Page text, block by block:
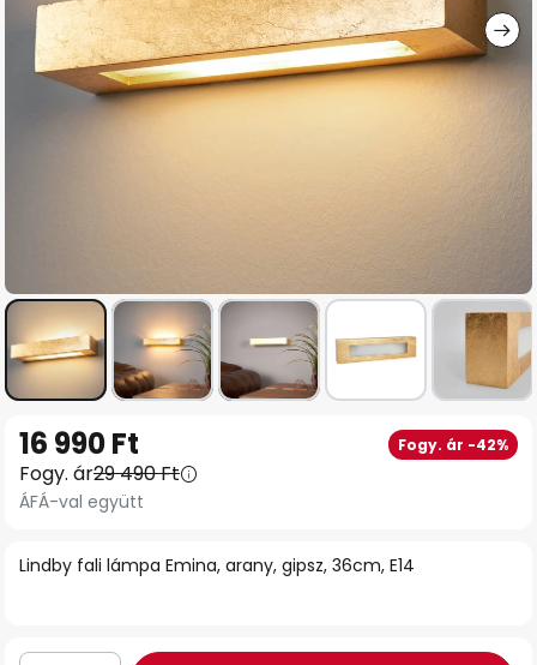
képgaléria
elejére
Lindby fali lámpa Emina, arany, gipsz, 36cm, E14
16 990 Ft Fogy. ár -42%
Fogy. ár29 490 Ft
ÁFÁ-val együtt